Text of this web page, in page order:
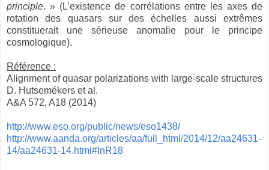
principle. » (L’existence de corrélations entre les axes de
rotation des quasars sur des échelles aussi extrêmes
constituerait une sérieuse anomalie pour le principe
cosmologique).
Référence :
Alignment of quasar polarizations with large-scale structures
D. Hutsemékers et al.
A&A 572, A18 (2014)
http://www.eso.org/public/news/eso1438/
http://www.aanda.org/articles/aa/full_html/2014/12/aa24631-
14/aa24631-14.html#InR18